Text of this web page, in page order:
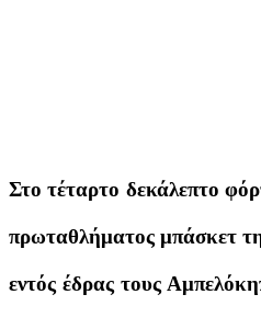
Στο τέταρτο δεκάλεπτο
πρωταθλήματος μπάσκετ
εντός έδρας τους